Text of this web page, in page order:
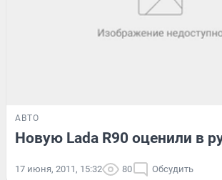
АВТО
Новую Lada R90 оценили в
17 июня, 2011, 15:32 80 Обсудить